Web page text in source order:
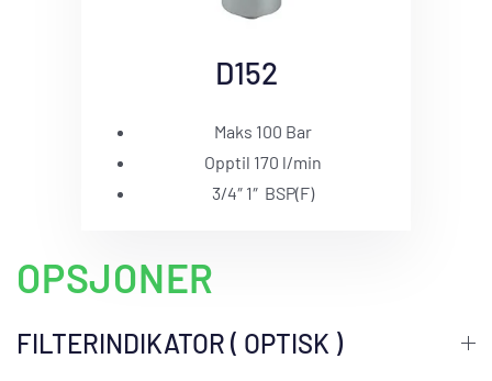
D152
Maks 100 Bar
Opptil 170 l/min
3/4″ 1″ BSP(F)
OPSJONER
FILTERINDIKATOR ( OPTISK )